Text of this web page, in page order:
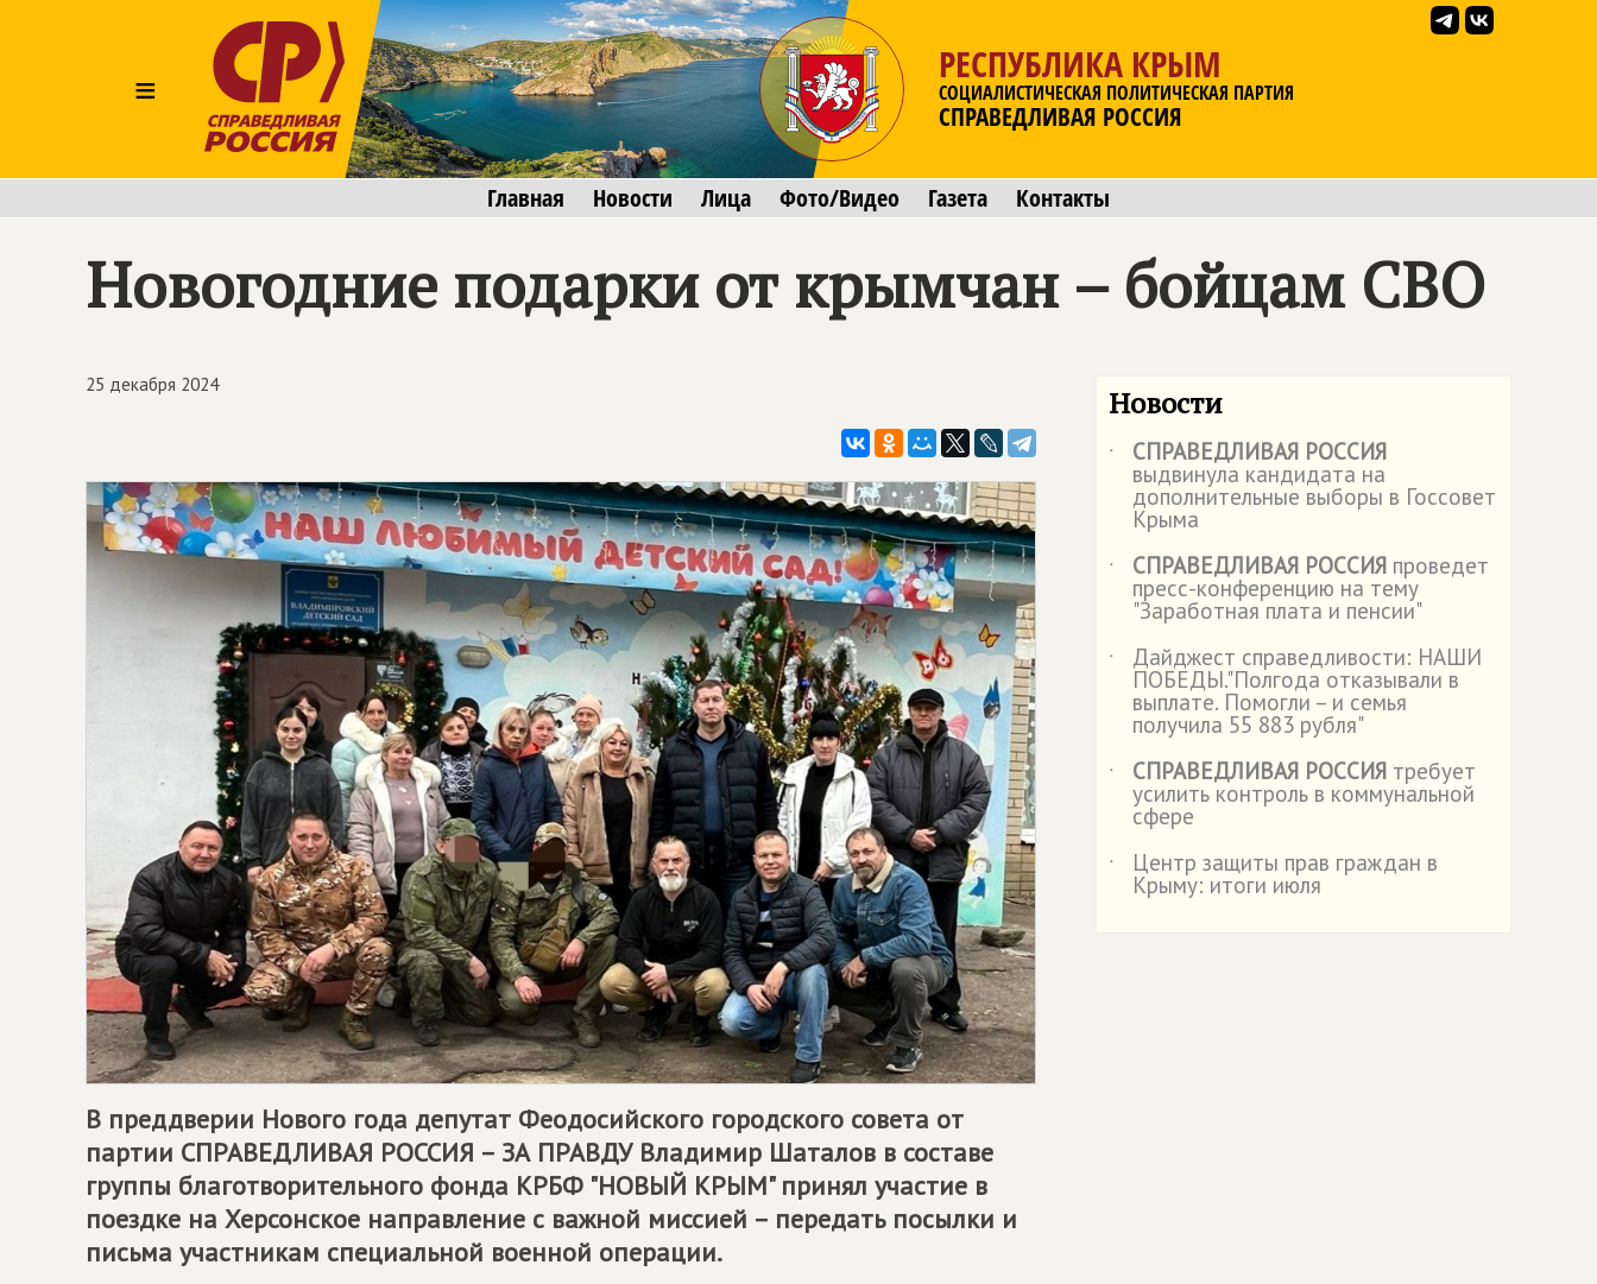
≡
РЕСПУБЛИКА КРЫМ
СОЦИАЛИСТИЧЕСКАЯ ПОЛИТИЧЕСКАЯ ПАРТИЯ
СПРАВЕДЛИВАЯ РОССИЯ
Главная Новости Лица Фото/Видео Газета Контакты
Новогодние подарки от крымчан – бойцам СВО
25 декабря 2024
В преддверии Нового года депутат Феодосийского городского совета от
партии СПРАВЕДЛИВАЯ РОССИЯ – ЗА ПРАВДУВладимир Шаталов в составе
группы благотворительного фонда КРБФ "НОВЫЙ КРЫМ" принял участие в
поездке на Херсонское направление с важной миссией – передать посылки и
письма участникам специальной военной операции.
Новости
˙ СПРАВЕДЛИВАЯ РОССИЯ
выдвинула кандидата на
дополнительные выборы в Госсовет
Крыма
˙
СПРАВЕДЛИВАЯ РОССИЯ проведет
пресс-конференцию на тему
"Заработная плата и пенсии"
˙
Дайджест справедливости: НАШИ
ПОБЕДЫ."Полгода отказывали в
выплате. Помогли – и семья
получила 55 883 рубля"
˙
СПРАВЕДЛИВАЯ РОССИЯ требует
усилить контроль в коммунальной
сфере
˙
Центр защиты прав граждан в
Крыму: итоги июля